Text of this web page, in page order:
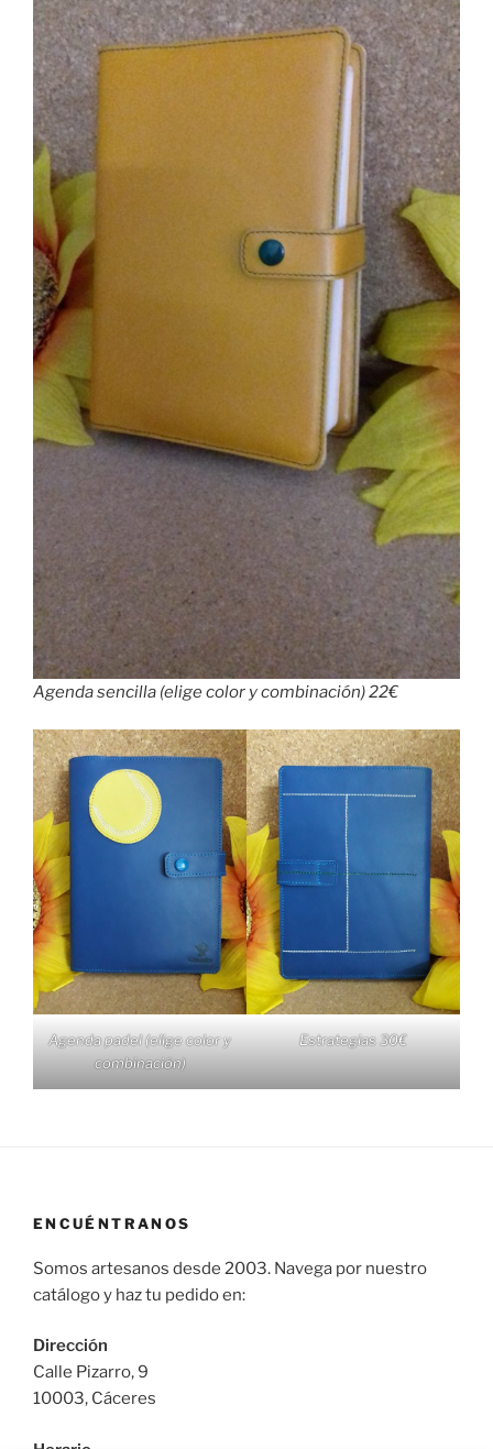
Agenda sencilla (elige color y combinación) 22€
Agenda padel (elige color y
combinación)
Estrategias 30€
ENCUÉNTRANOS
Somos artesanos desde 2003. Navega por nuestro
catálogo y haz tu pedido en:
Dirección
Calle Pizarro, 9
10003, Cáceres